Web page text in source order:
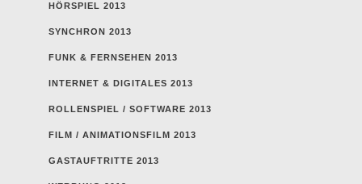
HÖRSPIEL 2013
SYNCHRON 2013
FUNK & FERNSEHEN 2013
INTERNET & DIGITALES 2013
ROLLENSPIEL / SOFTWARE 2013
FILM / ANIMATIONSFILM 2013
GASTAUFTRITTE 2013